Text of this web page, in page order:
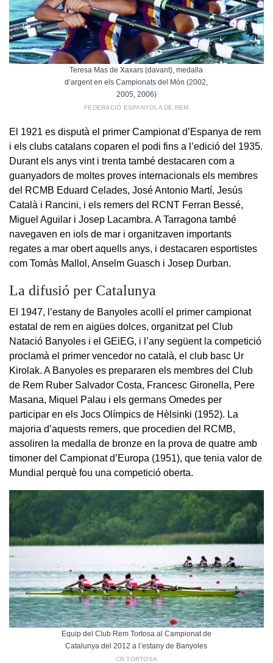
Teresa Mas de Xaxars (davant), medalla
d’argent en els Campionats del Món (2002,
2005, 2006)
FEDERACIÓ ESPANYOLA DE REM
El 1921 es disputà el primer Campionat d’Espanya de rem
i els clubs catalans coparen el podi fins a l’edició del 1935.
Durant els anys vint i trenta també destacaren com a
guanyadors de moltes proves internacionals els membres
del RCMB Eduard Celades, José Antonio Martí, Jesús
Català i Rancini, i els remers del RCNT Ferran Bessé,
Miguel Aguilar i Josep Lacambra. A Tarragona també
navegaven en iols de mar i organitzaven importants
regates a mar obert aquells anys, i destacaren esportistes
com Tomàs Mallol, Anselm Guasch i Josep Durban.
La difusió per Catalunya
El 1947, l’estany de Banyoles acollí el primer campionat
estatal de rem en aigües dolces, organitzat pel Club
Natació Banyoles i el GEiEG, i l’any següent la competició
proclamà el primer vencedor no català, el club basc Ur
Kirolak. A Banyoles es prepararen els membres del Club
de Rem Ruber Salvador Costa, Francesc Gironella, Pere
Masana, Miquel Palau i els germans Omedes per
participar en els Jocs Olímpics de Hèlsinki (1952). La
majoria d’aquests remers, que procedien del RCMB,
assoliren la medalla de bronze en la prova de quatre amb
timoner del Campionat d’Europa (1951), que tenia valor de
Mundial perquè fou una competició oberta.
Equip del Club Rem Tortosa al Campionat de
Catalunya del 2012 a l’estany de Banyoles
CR TORTOSA